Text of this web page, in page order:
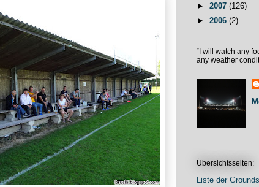
► 2007 (126)
► 2006 (2)
“I will watch any
any weather
Übersichtsseiten:
Liste der Grounds